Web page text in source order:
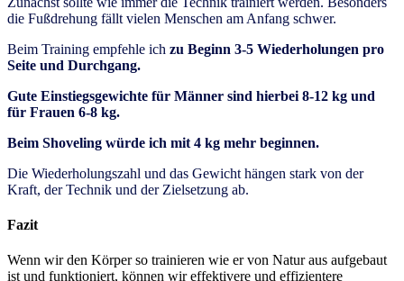
die Fußdrehung fällt vielen Menschen am Anfang schwer.
Beim Training empfehle ich zu Beginn 3-5 Wiederholungen pro
Seite und Durchgang.
Gute Einstiegsgewichte für Männer sind hierbei 8-12 kg und
für Frauen 6-8 kg.
Beim Shoveling würde ich mit 4 kg mehr beginnen.
Die Wiederholungszahl und das Gewicht hängen stark von der
Kraft, der Technik und der Zielsetzung ab.
Fazit
Wenn wir den Körper so trainieren wie er von Natur aus aufgebaut
ist und funktioniert, können wir effektivere und effizientere